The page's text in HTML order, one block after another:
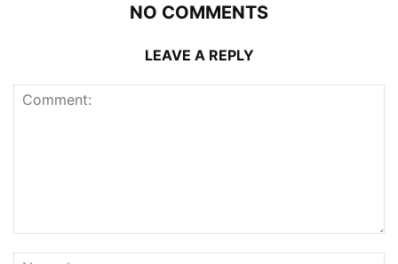
NO COMMENTS
LEAVE A REPLY